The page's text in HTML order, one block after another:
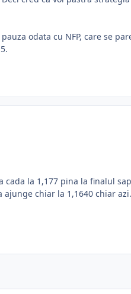
odata cu NFP, care se
cada la 1,177 pina la finalul
ajunge chiar la 1,1640 chiar